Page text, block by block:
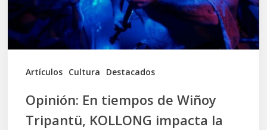
Artículos Cultura Destacados
KOLLONG
impacta
la
cultura
Opinión: En tiempos de Wiñoy
Tripantü, KOLLONG impacta la